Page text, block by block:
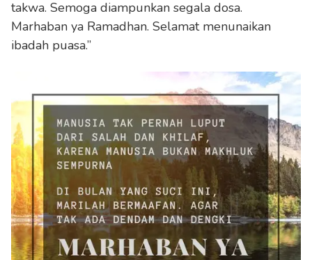
takwa. Semoga diampunkan segala dosa.
Marhaban ya Ramadhan. Selamat menunaikan
ibadah puasa.”